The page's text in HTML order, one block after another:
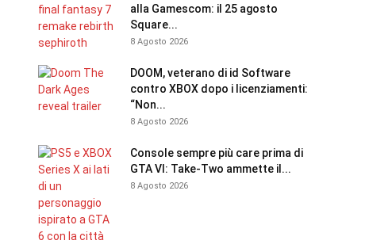
alla Gamescom: il 25 agosto
Square...
8 Agosto 2026
DOOM, veterano di id Software
contro XBOX dopo i licenziamenti:
“Non...
8 Agosto 2026
Console sempre più care prima di
GTA VI: Take-Two ammette il...
8 Agosto 2026